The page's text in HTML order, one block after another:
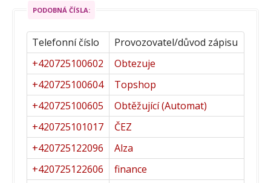
PODOBNÁ ČÍSLA:
Telefonní číslo
Provozovatel/důvod zápisu
+420725100602
Obtezuje
+420725100604
Topshop
+420725100605
Obtěžující (Automat)
+420725101017
ČEZ
+420725122096
Alza
+420725122606
finance